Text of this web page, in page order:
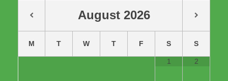
August 2026
M T W T F S S
1 2